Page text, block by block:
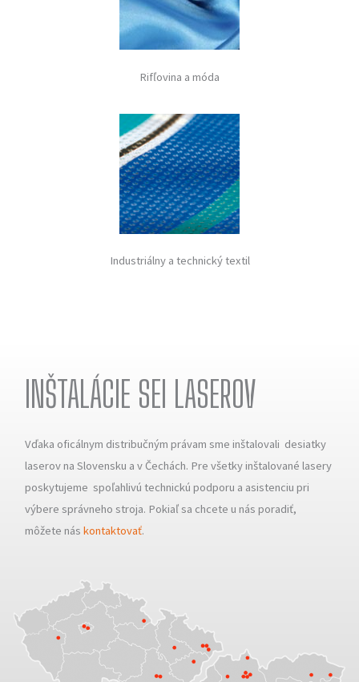
Rifľovina a móda
Industriálny a technický textil
INŠTALÁCIE SEI LASEROV
Vďaka oficálnym distribučným právam sme inštalovali desiatky
laserov na Slovensku a v Čechách. Pre všetky inštalované lasery
poskytujeme spoľahlivú technickú podporu a asistenciu pri
výbere správneho stroja. Pokiaľ sa chcete u nás poradiť,
môžete náskontaktovať.